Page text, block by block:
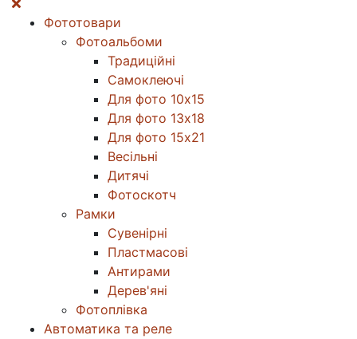
Фототовари
Фотоальбоми
Традиційні
Самоклеючі
Для фото 10х15
Для фото 13х18
Для фото 15х21
Весільні
Дитячі
Фотоскотч
Рамки
Сувенірні
Пластмасові
Антирами
Дерев'яні
Фотоплівка
Автоматика та реле